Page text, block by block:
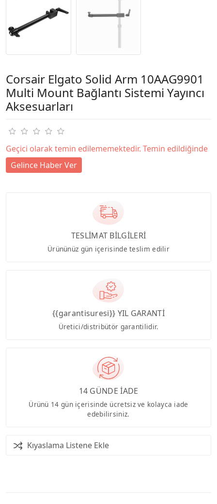
Corsair Elgato Solid Arm 10AAG9901
Multi Mount Bağlantı Sistemi Yayıncı
Aksesuarları
Geçici olarak temin edilememektedir. Temin edildiğinde
Gelince Haber Ver
TESLİMAT BİLGİLERİ
Ürününüz gün içerisinde teslim edilir
{{garantisuresi}} YIL GARANTİ
Üretici/distribütör garantilidir.
14 GÜNDE İADE
Ürünü 14 gün içerisinde ücretsiz ve kolayca iade
edebilirsiniz.
Kıyaslama Listene Ekle